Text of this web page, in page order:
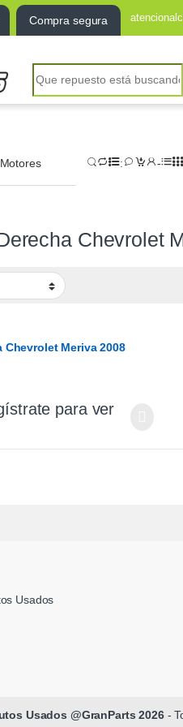
Compra segura
Search for:
Chevrolet
Chevrolet Meriva 2008
para ver
Motores
Usados @GranParts 2026-